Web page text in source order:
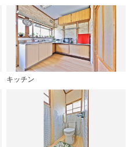
キッチン